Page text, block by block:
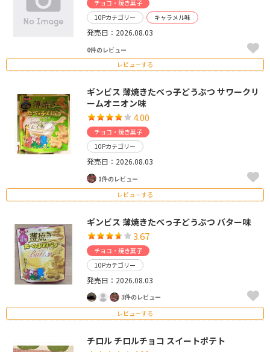
チョコ・焼き菓子
10Pカテゴリー
キャラメル味
発売日：2026.08.03
0件のレビュー
レビューする
ギンビス 薄焼きたべっ子どうぶつ サワークリ
ームオニオン味
4.00
チョコ・焼き菓子
10Pカテゴリー
発売日：2026.08.03
1件のレビュー
レビューする
ギンビス 薄焼きたべっ子どうぶつ バター味
3.67
チョコ・焼き菓子
10Pカテゴリー
発売日：2026.08.03
3件のレビュー
レビューする
チロル チロルチョコ スイートポテト